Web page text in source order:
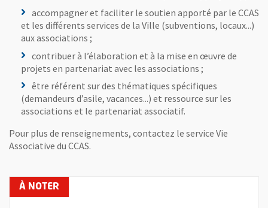
accompagner et faciliter le soutien apporté par le CCAS
et les différents services de la Ville (subventions, locaux...)
aux associations ;
contribuer à l’élaboration et à la mise en œuvre de
projets en partenariat avec les associations ;
être référent sur des thématiques spécifiques
(demandeurs d’asile, vacances...) et ressource sur les
associations et le partenariat associatif.
Pour plus de renseignements, contactez le service Vie
Associative du CCAS.